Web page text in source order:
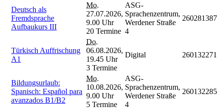
Deutsch als
Fremdsprache
Aufbaukurs III
Mo.
27.07.2026,
9.00 Uhr
20 Termine
ASG-
Sprachenzentrum,
Werdener Straße
4
Türkisch Auffrischung
A1
Do.
06.08.2026,
19.45 Uhr
3 Termine
Digital
Bildungsurlaub:
Spanisch: Español para
avanzados B1/B2
Mo.
10.08.2026,
9.00 Uhr
5 Termine
ASG-
Sprachenzentrum,
Werdener Straße
4